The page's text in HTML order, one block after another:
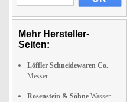
Mehr Hersteller-
Seiten:
Löffler Schneidewaren Co.
Messer
Rosenstein & Söhne Wasser